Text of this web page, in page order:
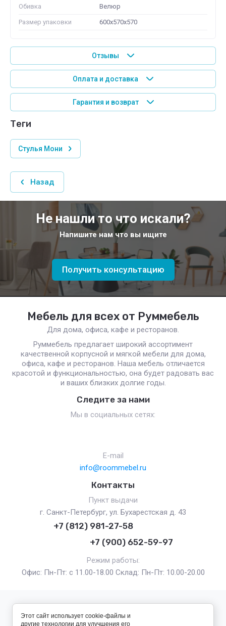
Обивка Велюр
Размер упаковки 600х570х570
Отзывы
Оплата и доставка
Гарантия и возврат
теги
Стулья Мони
Назад
Не нашли то что искали?
Напишите нам что вы ищите
Получить консультацию
Мебель для всех от Руммебель
Для дома, офиса, кафе и ресторанов.
Руммебель предлагает широкий ассортимент
качественной корпусной и мягкой мебели для дома,
офиса, кафе и ресторанов. Наша мебель отличается
красотой и функциональностью, она будет радовать вас
и ваших близких долгие годы.
Следите за нами
Мы в социальных сетях:
E-mail
info@roommebel.ru
Контакты
Пункт выдачи
г. Санкт-Петербург, ул. Бухарестская д. 43
+7 (812) 981-27-58
+7 (900) 652-59-97
Режим работы:
Офис: Пн-Пт: с 11.00-18.00 Склад: Пн-Пт: 10.00-20.00
2017 - 2026 — RoomMebel г. Санкт-Петербург
Этот сайт использует cookie-файлы и
другие технологии для улучшения его